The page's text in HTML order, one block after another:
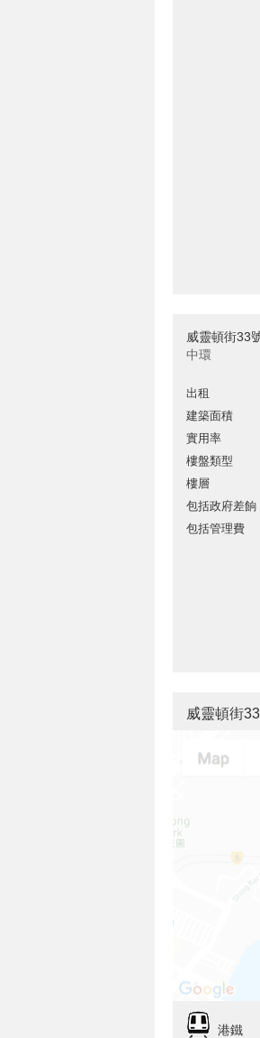
威靈頓街33
中環
出租
建築面積
實用率
樓盤類型
樓層
包括政府差餉
包括管理費
威靈頓街
港鐵